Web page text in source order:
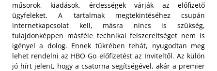
műsorok, kiadások, érdességek várják az előfizető
ügyfeleket.A tartalmak megtekintéséhez csupán
internetkapcsolat kell, másra nincs is szükség,
tulajdonképpen másféle technikai felszereltséget nem is
igényel a dolog. Ennek tükrében tehát, nyugodtan meg
lehet rendelni az HBO Go előfizetést az Inviteltől. Az külön
jó hírt jelent, hogy a csatorna segítségével, akár a premier